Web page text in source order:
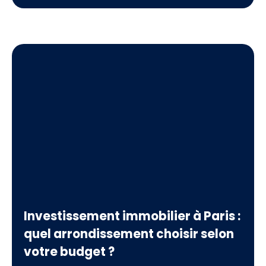
vendeurs ne savent pas comment l'interpréter ni
en offre d'achat.
Investissement immobilier à Paris :
quel arrondissement choisir selon
votre budget ?